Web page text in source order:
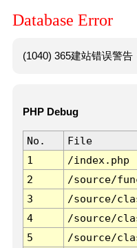
Database Error
(1040) 365建站错误警
PHP Debug
No. File
1
/index.php
2
/source/
3
/source/
4
/source/
5
/source/